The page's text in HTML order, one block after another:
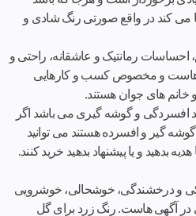
می کند در واقع صورتی رنگ شادی و
رمانتیک و عاشقانه، راحتی و
هاست و مخصوص کسب و کارهایی
خانم های جوان هستند.
و گوشه گیری می باشد اگر
گوشه گیر و افسرده هستند می توانید
بدهید و یا پیشنهاد بدهید خرید کنند.
و درخشندگی، خوشحالی، خوشرویی
آگهی هاست. رنگ زرد برای گل